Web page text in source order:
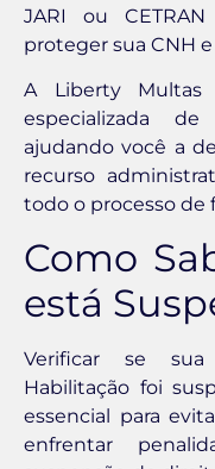
JARI ou
proteger sua CNH
A Liberty Multas
especializada
ajudando você a
recurso
todo o processo de
Como
está
Verificar se
Habilitação foi
essencial para
enfrentar